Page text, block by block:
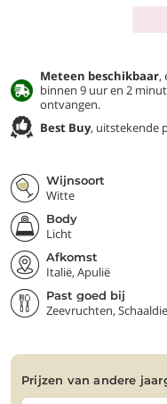
Meteen beschikbaar,
binnen 9 uur en 2
ontvangen.
Best Buy, uitstekende
Wijnsoort
Witte
Body
Licht
Afkomst
Italië, Apulië
Past goed bij
Zeevruchten,
prijzen van andere